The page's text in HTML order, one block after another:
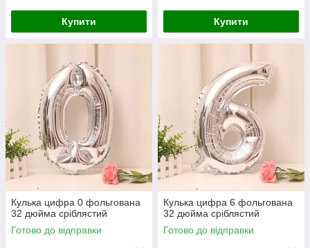
Купити Купити
Кулька цифра 0 фольгована
32 дюйма сріблястий
Готово до відправки
Кулька цифра 6 фольгована
32 дюйма сріблястий
Готово до відправки